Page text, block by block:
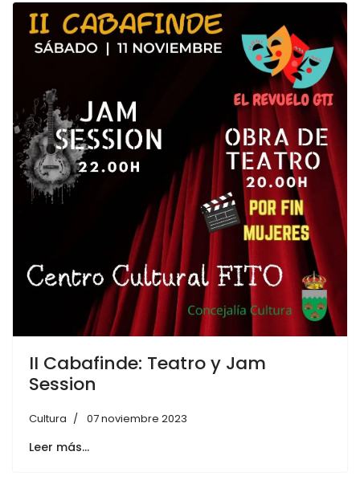
II Cabafinde: Teatro y Jam
Session
Cultura 07 noviembre 2023
Leer más…